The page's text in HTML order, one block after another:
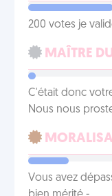
200 votes je
MAÎTRE
C'était donc
Nous nous
Vous avez